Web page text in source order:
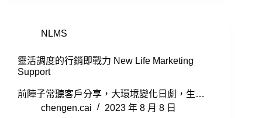
NLMS
靈活調度的行銷即戰力 New Life Marketing
Support
前陣子常聽客戶分享，大環境變化日劇，生…
chengen.cai
2023 年 8 月 8 日